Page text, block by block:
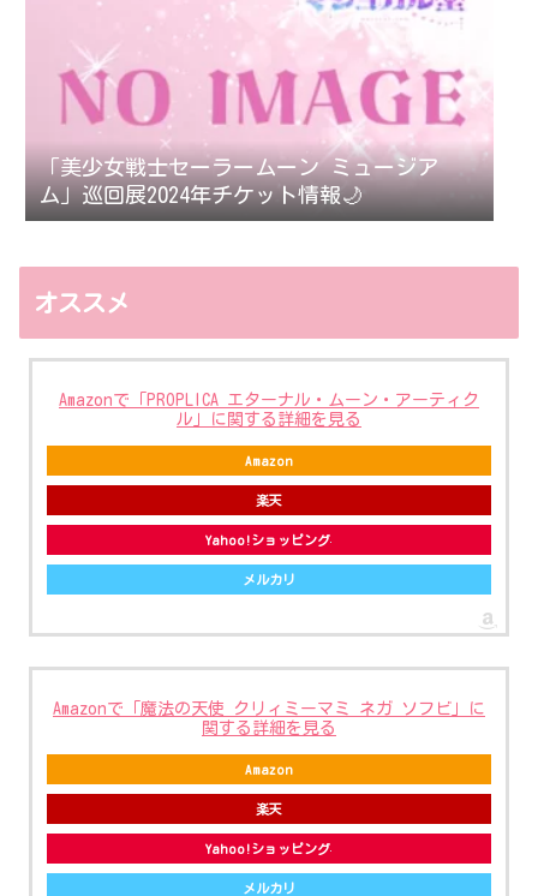
「美少女戦士セーラームーン ミュージア
ム」巡回展2024年チケット情報🌙
オススメ
Amazonで「PROPLICA エターナル・ムーン・アーティク
ル」に関する詳細を見る
Amazon
楽天
Yahoo!ショッピング
メルカリ
Amazonで「魔法の天使 クリィミーマミ ネガ ソフビ」に
関する詳細を見る
Amazon
楽天
Yahoo!ショッピング
メルカリ